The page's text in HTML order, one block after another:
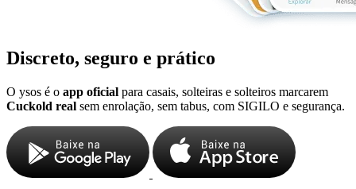
Discreto, seguro e prático
O ysos é o app oficial para casais, solteiras e solteiros marcarem
Cuckold real sem enrolação, sem tabus, com SIGILO e segurança.